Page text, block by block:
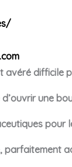
avéré difficile
une